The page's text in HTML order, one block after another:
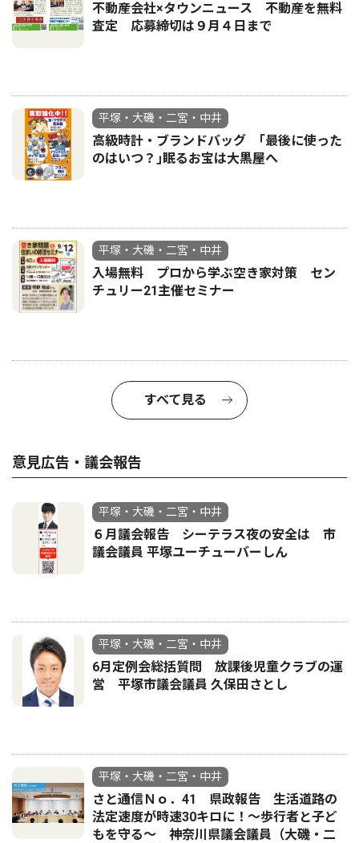
不動産会社×タウンニュース 不動産を無料
査定 応募締切は９月４日まで
平塚・大磯・二宮・中井
高級時計・ブランドバッグ ｢最後に使った
のはいつ？｣眠るお宝は大黒屋へ
平塚・大磯・二宮・中井
入場無料 プロから学ぶ空き家対策 セン
チュリー21主催セミナー
すべて見る
意見広告・議会報告
平塚・大磯・二宮・中井
６月議会報告 シーテラス夜の安全は 市
議会議員 平塚ユーチューバーしん
平塚・大磯・二宮・中井
6月定例会総括質問 放課後児童クラブの運
営 平塚市議会議員 久保田さとし
平塚・大磯・二宮・中井
さと通信Ｎｏ．41 県政報告 生活道路の
法定速度が時速30キロに！〜歩行者と子ど
もを守る〜 神奈川県議会議員（大磯・二